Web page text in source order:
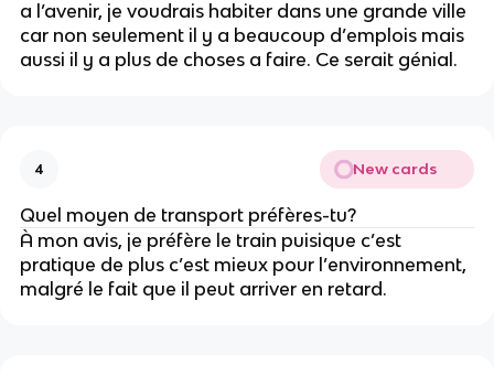
a l’avenir, je voudrais habiter dans une grande ville
car non seulement il y a beaucoup d’emplois mais
aussi il y a plus de choses a faire. Ce serait génial.
4 New cards
Quel moyen de transport préfères-tu?
À mon avis, je préfère le train puisique c’est
pratique de plus c’est mieux pour l’environnement,
malgré le fait que il peut arriver en retard.